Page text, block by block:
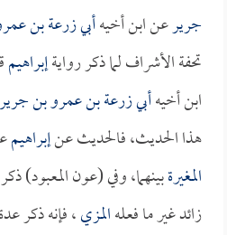
جريرعن ابن أخيهأبي زرعة بن
تحفة الأشراف لما ذكر روايةإبراهيم
ابن أخيهأبي زرعة بن عمرو بن جرير
هذا الحديث، فالحديث عنإبراهيم
المغيرةبينهما، وفي (عون المعبود)
زائد غير ما فعلهالمزي، فإنه ذكر